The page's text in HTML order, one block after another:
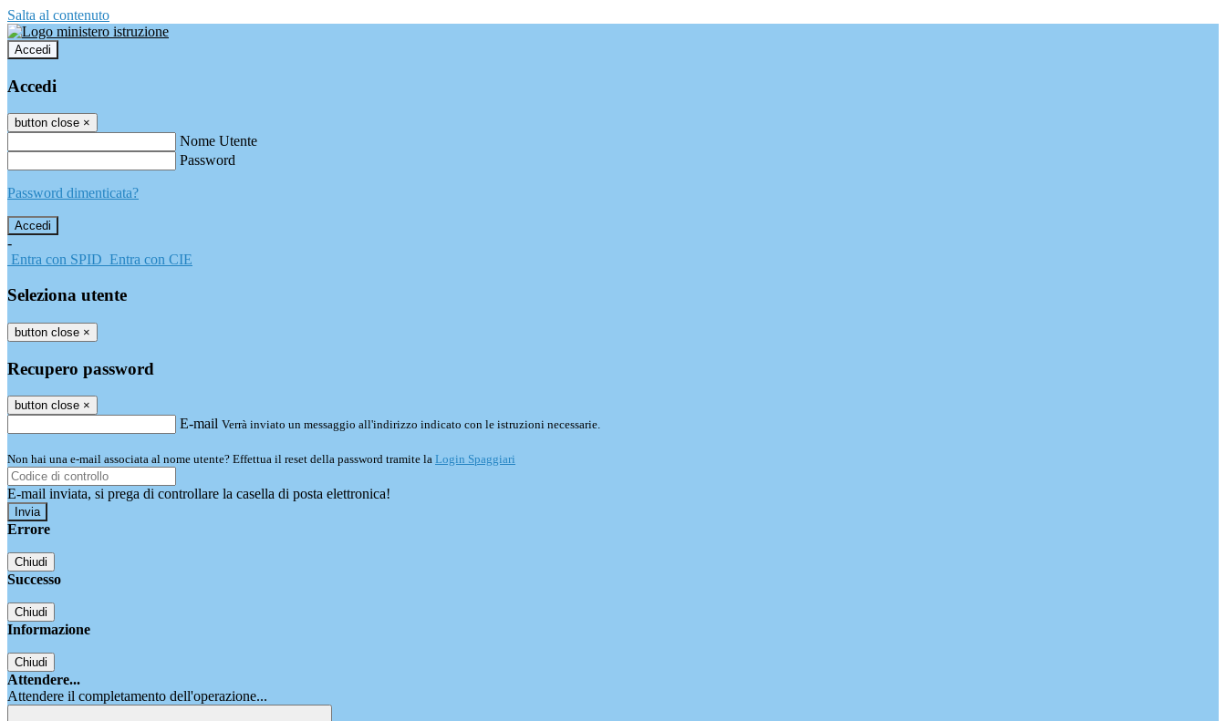
Salta al contenuto
Accedi
Accedi
button close ×
Nome Utente
Password
Password dimenticata?
-
Entra con SPID Entra con CIE
Seleziona utente
button close ×
Recupero password
button close ×
E-mail Verrà inviato un messaggio all'indirizzo indicato con le istruzioni necessarie.
Non hai una e-mail associata al nome utente? Effettua il reset della password tramite la Login Spaggiari
E-mail inviata, si prega di controllare la casella di posta elettronica!
Errore
Chiudi
Successo
Chiudi
Informazione
Chiudi
Attendere...
Attendere il completamento dell'operazione...